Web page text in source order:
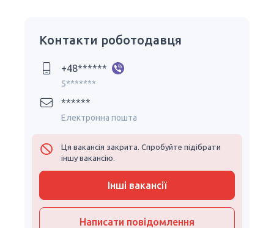
Контакти роботодавця
+48******
S*******
******
Електронна пошта
Ця вакансія закрита. Спробуйте підібрати
іншу вакансію.
Інші вакансії
Написати повідомлення